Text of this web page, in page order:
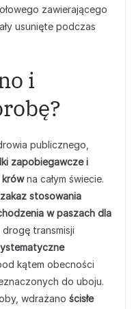
zawierającego
usunięte podczas
i
publicznego,
zapobiegawcze i
na całym świecie.
zakaz stosowania
w paszach dla
drogę transmisji
kątem obecności
do uboju.
wdrażano ścisłe